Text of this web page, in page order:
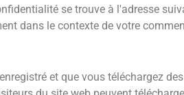
se trouve à l'adresse
dans le contexte de votre
et que vous téléchargez